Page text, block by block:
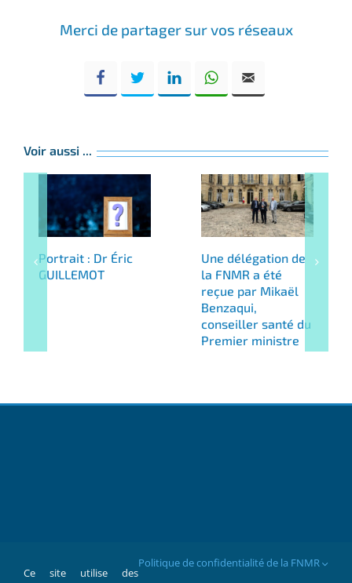
Merci de partager sur vos réseaux
Voir aussi ...
Portrait : Dr Éric
GUILLEMOT
Une délégation de
la FNMR a été
reçue par Mikaël
Benzaqui,
conseiller santé du
Premier ministre
Ce site utilise des
Politique de confidentialité de la FNMR